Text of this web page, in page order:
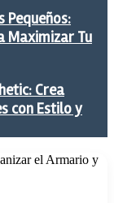
Pequeños:
Maximizar Tu
Crea
con Estilo y
el Armario y